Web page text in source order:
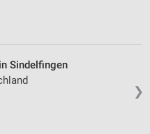
❯
Sindelfingen